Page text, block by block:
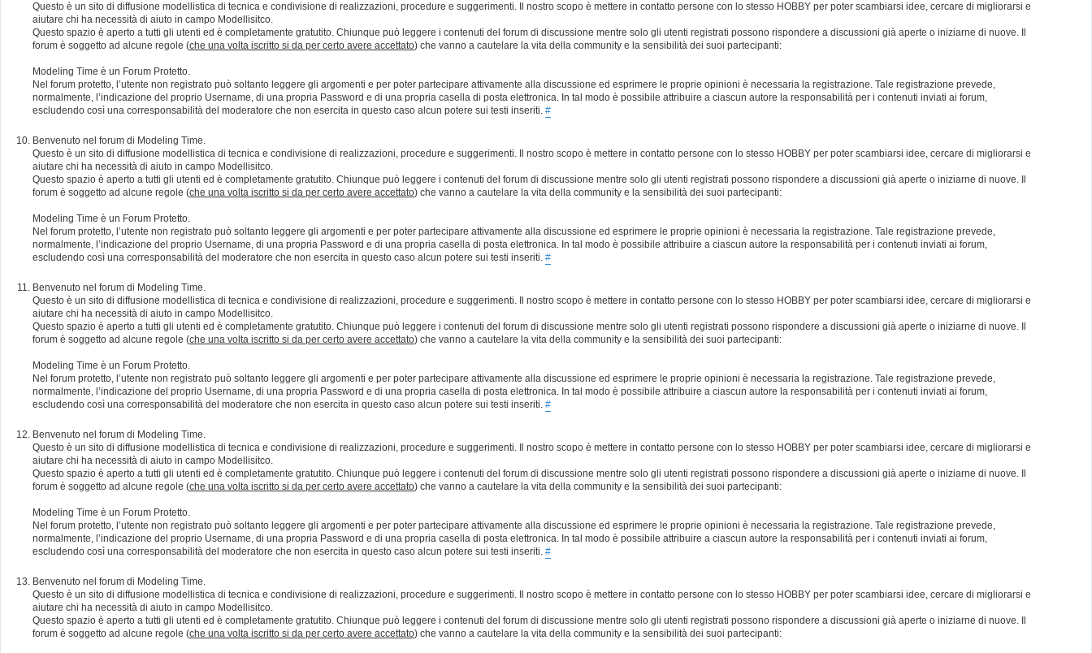
Questo è un sito di diffusione modellistica di tecnica e condivisione di realizzazioni, procedure e suggerimenti. Il nostro scopo è mettere in contatto persone con lo stesso HOBBY per poter scambiarsi idee, cercare di migliorarsi e
aiutare chi ha necessità di aiuto in campo Modellisitco.
Questo spazio è aperto a tutti gli utenti ed è completamente gratutito. Chiunque può leggere i contenuti del forum di discussione mentre solo gli utenti registrati possono rispondere a discussioni già aperte o iniziarne di nuove. Il
forum è soggetto ad alcune regole (che una volta iscritto si da per certo avere accettato) che vanno a cautelare la vita della community e la sensibilità dei suoi partecipanti:
Modeling Time è un Forum Protetto.
Nel forum protetto, l’utente non registrato può soltanto leggere gli argomenti e per poter partecipare attivamente alla discussione ed esprimere le proprie opinioni è necessaria la registrazione. Tale registrazione prevede,
normalmente, l’indicazione del proprio Username, di una propria Password e di una propria casella di posta elettronica. In tal modo è possibile attribuire a ciascun autore la responsabilità per i contenuti inviati ai forum,
escludendo così una corresponsabilità del moderatore che non esercita in questo caso alcun potere sui testi inseriti. #
Benvenuto nel forum di Modeling Time.
Questo è un sito di diffusione modellistica di tecnica e condivisione di realizzazioni, procedure e suggerimenti. Il nostro scopo è mettere in contatto persone con lo stesso HOBBY per poter scambiarsi idee, cercare di migliorarsi e
aiutare chi ha necessità di aiuto in campo Modellisitco.
Questo spazio è aperto a tutti gli utenti ed è completamente gratutito. Chiunque può leggere i contenuti del forum di discussione mentre solo gli utenti registrati possono rispondere a discussioni già aperte o iniziarne di nuove. Il
forum è soggetto ad alcune regole (che una volta iscritto si da per certo avere accettato) che vanno a cautelare la vita della community e la sensibilità dei suoi partecipanti:
Modeling Time è un Forum Protetto.
Nel forum protetto, l’utente non registrato può soltanto leggere gli argomenti e per poter partecipare attivamente alla discussione ed esprimere le proprie opinioni è necessaria la registrazione. Tale registrazione prevede,
normalmente, l’indicazione del proprio Username, di una propria Password e di una propria casella di posta elettronica. In tal modo è possibile attribuire a ciascun autore la responsabilità per i contenuti inviati ai forum,
escludendo così una corresponsabilità del moderatore che non esercita in questo caso alcun potere sui testi inseriti. #
Benvenuto nel forum di Modeling Time.
Questo è un sito di diffusione modellistica di tecnica e condivisione di realizzazioni, procedure e suggerimenti. Il nostro scopo è mettere in contatto persone con lo stesso HOBBY per poter scambiarsi idee, cercare di migliorarsi e
aiutare chi ha necessità di aiuto in campo Modellisitco.
Questo spazio è aperto a tutti gli utenti ed è completamente gratutito. Chiunque può leggere i contenuti del forum di discussione mentre solo gli utenti registrati possono rispondere a discussioni già aperte o iniziarne di nuove. Il
forum è soggetto ad alcune regole (che una volta iscritto si da per certo avere accettato) che vanno a cautelare la vita della community e la sensibilità dei suoi partecipanti:
Modeling Time è un Forum Protetto.
Nel forum protetto, l’utente non registrato può soltanto leggere gli argomenti e per poter partecipare attivamente alla discussione ed esprimere le proprie opinioni è necessaria la registrazione. Tale registrazione prevede,
normalmente, l’indicazione del proprio Username, di una propria Password e di una propria casella di posta elettronica. In tal modo è possibile attribuire a ciascun autore la responsabilità per i contenuti inviati ai forum,
escludendo così una corresponsabilità del moderatore che non esercita in questo caso alcun potere sui testi inseriti. #
Benvenuto nel forum di Modeling Time.
Questo è un sito di diffusione modellistica di tecnica e condivisione di realizzazioni, procedure e suggerimenti. Il nostro scopo è mettere in contatto persone con lo stesso HOBBY per poter scambiarsi idee, cercare di migliorarsi e
aiutare chi ha necessità di aiuto in campo Modellisitco.
Questo spazio è aperto a tutti gli utenti ed è completamente gratutito. Chiunque può leggere i contenuti del forum di discussione mentre solo gli utenti registrati possono rispondere a discussioni già aperte o iniziarne di nuove. Il
forum è soggetto ad alcune regole (che una volta iscritto si da per certo avere accettato) che vanno a cautelare la vita della community e la sensibilità dei suoi partecipanti:
Modeling Time è un Forum Protetto.
Nel forum protetto, l’utente non registrato può soltanto leggere gli argomenti e per poter partecipare attivamente alla discussione ed esprimere le proprie opinioni è necessaria la registrazione. Tale registrazione prevede,
normalmente, l’indicazione del proprio Username, di una propria Password e di una propria casella di posta elettronica. In tal modo è possibile attribuire a ciascun autore la responsabilità per i contenuti inviati ai forum,
escludendo così una corresponsabilità del moderatore che non esercita in questo caso alcun potere sui testi inseriti. #
Benvenuto nel forum di Modeling Time.
Questo è un sito di diffusione modellistica di tecnica e condivisione di realizzazioni, procedure e suggerimenti. Il nostro scopo è mettere in contatto persone con lo stesso HOBBY per poter scambiarsi idee, cercare di migliorarsi e
aiutare chi ha necessità di aiuto in campo Modellisitco.
Questo spazio è aperto a tutti gli utenti ed è completamente gratutito. Chiunque può leggere i contenuti del forum di discussione mentre solo gli utenti registrati possono rispondere a discussioni già aperte o iniziarne di nuove. Il
forum è soggetto ad alcune regole (che una volta iscritto si da per certo avere accettato) che vanno a cautelare la vita della community e la sensibilità dei suoi partecipanti: